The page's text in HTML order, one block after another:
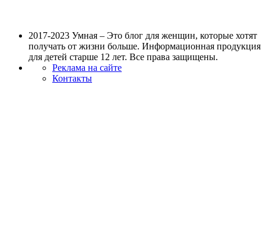
2017-2023 Умная – Это блог для женщин, которые хотят
получать от жизни больше. Информационная продукция
для детей старше 12 лет. Все права защищены.
Реклама на сайте
Контакты